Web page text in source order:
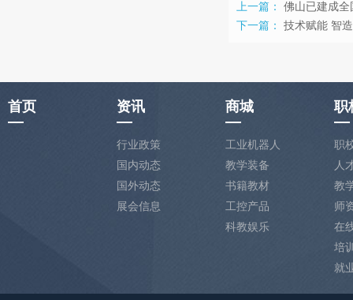
上一篇：
佛山已建成
下一篇：
技术赋能 智
首页 资讯
行业政策
国内动态
国外动态
展会信息
商城
工业机器人
教学装备
书籍教材
工控产品
科教娱乐
职
职
人
教
师
在
培
就